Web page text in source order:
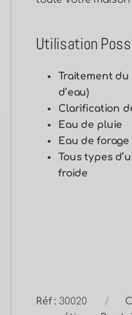
Utilisation
Traitement
d’eau)
Clarification
Eau de pluie
Eau de forage
Tous types
froide
Réf : 30020